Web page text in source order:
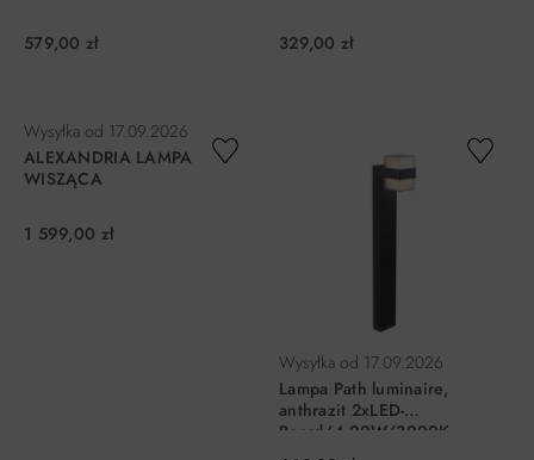
579,00 zł 329,00 zł
Wysyłka od 17.09.2026
ALEXANDRIA LAMPA
WISZĄCA
1 599,00 zł
Wysyłka od 17.09.2026
Lampa Path luminaire,
anthrazit 2xLED-
Board/4,20W/3000K